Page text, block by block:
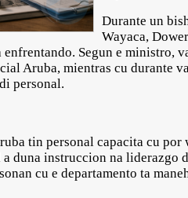
Durante un
Wayaca,
Segun e ministro,
Aruba, mientras cu durante
personal.
tin personal capacita cu
duna instruccion na
cu e departamento ta